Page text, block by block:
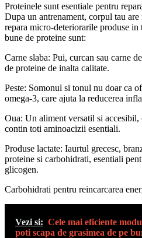
Proteinele sunt esentiale pentru
Dupa un antrenament, corpul tau
repara micro-deteriorarile produse
bune de proteine sunt:
Carne slaba: Pui, curcan sau carne
de proteine de inalta calitate.
Peste: Somonul si tonul nu doar ca
omega-3, care ajuta la reducerea
Oua: Un aliment versatil si accesibil,
contin toti aminoacizii esentiali.
Produse lactate: Iaurtul grecesc,
proteine si carbohidrati, esentiali
glicogen.
Carbohidrati pentru reincarcarea
Vezi si: Cele mai eficiente
poti scapa de grasimea de pe